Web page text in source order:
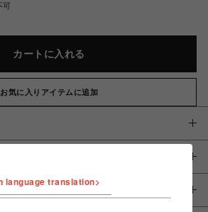
可
カートに入れる
お気に入りアイテムに追加
language translation>